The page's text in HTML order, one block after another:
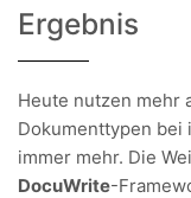
Ergebnis
Heute nutzen mehr
Dokumenttypen bei
immer mehr. Die
DocuWrite-